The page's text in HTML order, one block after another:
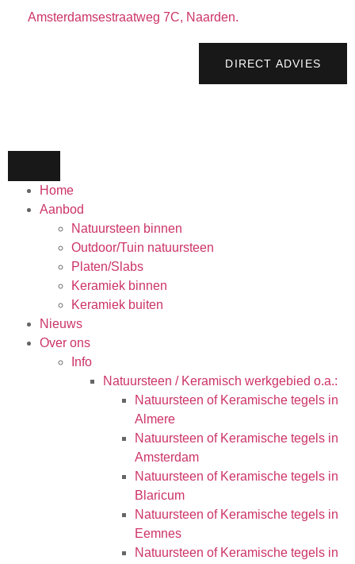
Amsterdamsestraatweg 7C, Naarden.
DIRECT ADVIES
Home
Aanbod
Natuursteen binnen
Outdoor/Tuin natuursteen
Platen/Slabs
Keramiek binnen
Keramiek buiten
Nieuws
Over ons
Info
Natuursteen / Keramisch werkgebied o.a.:
Natuursteen of Keramische tegels in
Almere
Natuursteen of Keramische tegels in
Amsterdam
Natuursteen of Keramische tegels in
Blaricum
Natuursteen of Keramische tegels in
Eemnes
Natuursteen of Keramische tegels in